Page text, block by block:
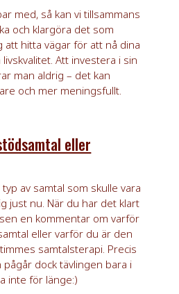
med, så kan vi tillsammans
och klargöra det som
att hitta vägar för att nå dina
Att investera i sin
man aldrig – det kan
och mer meningsfullt.
eller
av samtal som skulle vara
just nu. När du har det klart
en kommentar om varför
eller varför du är den
samtalsterapi. Precis
dock tävlingen bara i
inte för länge:)